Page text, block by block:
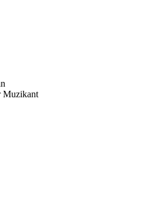
Muzikant